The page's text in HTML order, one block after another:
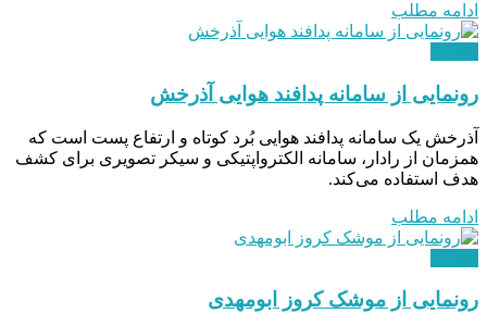
ادامه مطلب
رونمایی از سامانه پدافند هوایی آذرخش
آذرخش یک سامانه پدافند هوایی بُرد کوتاه و ارتفاع پست است که
همزمان از رادار، سامانه الکترواپتیکی و سیکر تصویری برای کشف
هدف استفاده می‌کند.
ادامه مطلب
رونمایی از موشک کروز ابومهدی